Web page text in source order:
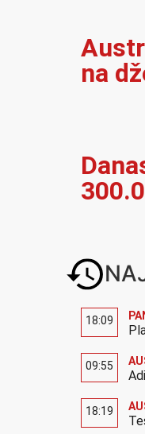
na
18:09
09:55
18:19